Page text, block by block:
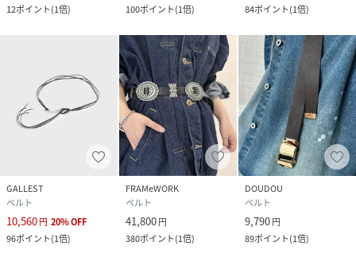
12ポイント(1倍)
100ポイント(1倍)
84ポイント(1倍)
GALLEST
ベルト
10,560円 20%OFF
96ポイント(1倍)
FRAMeWORK
ベルト
41,800円
380ポイント(1倍)
DOUDOU
ベルト
9,790円
89ポイント(1倍)